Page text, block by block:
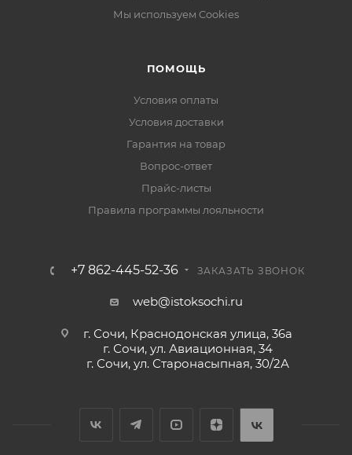
Мы используем Cookies
ПОМОЩЬ
Условия оплаты
Условия доставки
Гарантия на товар
Вопрос-ответ
Прайс-листы
Правила программы лояльности
+7 862-445-52-36 ЗАКАЗАТЬ ЗВОНОК
web@istoksochi.ru
г. Сочи, Краснодонская улица, 36а
г. Сочи, ул. Авиационная, 34
г. Сочи, ул. Старонасыпная, 30/2А